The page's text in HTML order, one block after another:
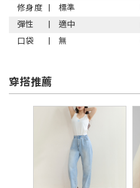
修身度
標準
彈性
適中
口袋
無
穿搭推薦